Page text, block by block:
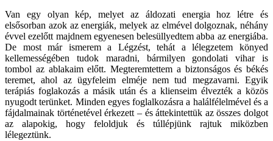
Van egy olyan kép, melyet az áldozati energia hoz létre és
elsősorban azok az energiák, melyek az elmével dolgoznak, néhány
évvel ezelőtt majdnem egyenesen belesüllyedtem abba az energiába.
De most már ismerem a Légzést, tehát a lélegzetem könyed
kellemességében tudok maradni, bármilyen gondolati vihar is
tombol az ablakaim előtt. Megteremtettem a biztonságos és békés
teremet, ahol az ügyfeleim elméje nem tud megzavarni. Egyik
terápiás foglakozás a másik után és a klienseim élvezték a közös
nyugodt terünket. Minden egyes foglalkozásra a halálfélelmével és a
fájdalmainak történetével érkezett – és áttekintettük az összes dolgot
az alapokig, hogy feloldjuk és túllépjünk rajtuk miközben
lélegeztünk.